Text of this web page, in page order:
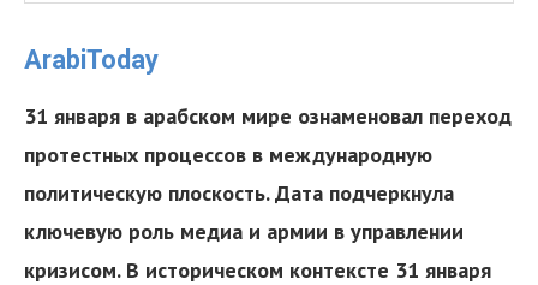
ArabiToday
31 января в арабском мире ознаменовал переход
протестных процессов в международную
политическую плоскость. Дата подчеркнула
ключевую роль медиа и армии в управлении
кризисом. В историческом контексте 31 января